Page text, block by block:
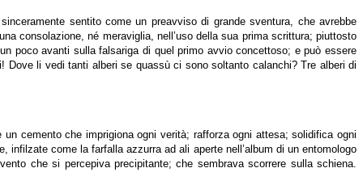
sentito come un preavviso di grande sventura, che avrebbe
consolazione, né meraviglia, nell’uso della sua prima scrittura; piuttosto
poco avanti sulla falsariga di quel primo avvio concettoso; e può essere
li vedi tanti alberi se quassù ci sono soltanto calanchi? Tre alberi di
cemento che imprigiona ogni verità; rafforza ogni attesa; solidifica ogni
come la farfalla azzurra ad ali aperte nell’album di un entomologo
che si percepiva precipitante; che sembrava scorrere sulla schiena.